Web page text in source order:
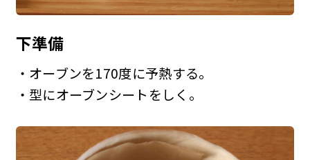
下準備
・オーブンを170度に予熱する。
・型にオーブンシートをしく。